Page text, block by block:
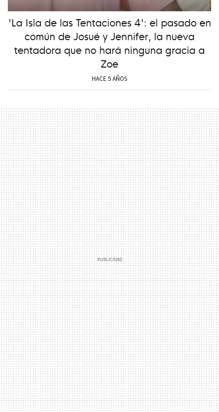
'La Isla de las Tentaciones 4': el pasado en
común de Josué y Jennifer, la nueva
tentadora que no hará ninguna gracia a
Zoe
HACE 5 AÑOS